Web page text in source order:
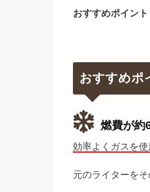
おすすめポイント
おすすめポ
燃費が約
効率よくガスを
元のライターを